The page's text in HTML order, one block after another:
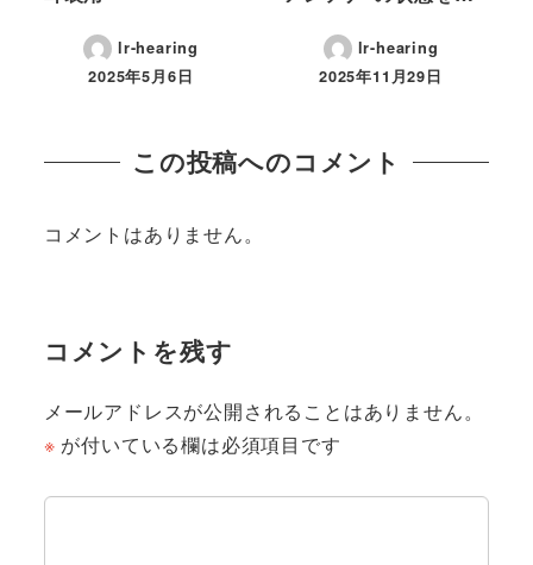
lr-hearing
2025年5月6日
lr-hearing
2025年11月29日
この投稿へのコメント
コメントはありません。
コメントを残す
メールアドレスが公開されることはありません。
※ が付いている欄は必須項目です